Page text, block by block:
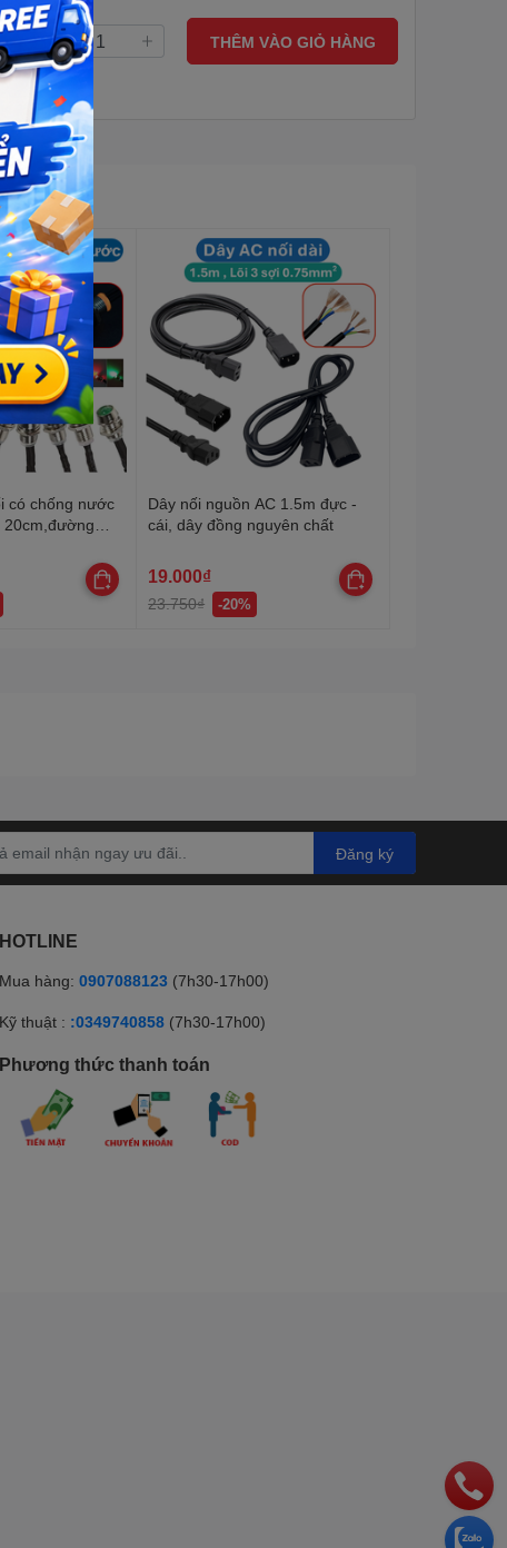
THÊM VÀO GIỎ HÀNG
có chống nước
20cm,đường
Dây nối nguồn AC 1.5m đực -
cái, dây đồng nguyên chất
19.000₫
23.750₫ -20%
Đăng ký
HOTLINE
Mua hàng: 0907088123 (7h30-17h00)
Kỹ thuật : :0349740858 (7h30-17h00)
Phương thức thanh toán